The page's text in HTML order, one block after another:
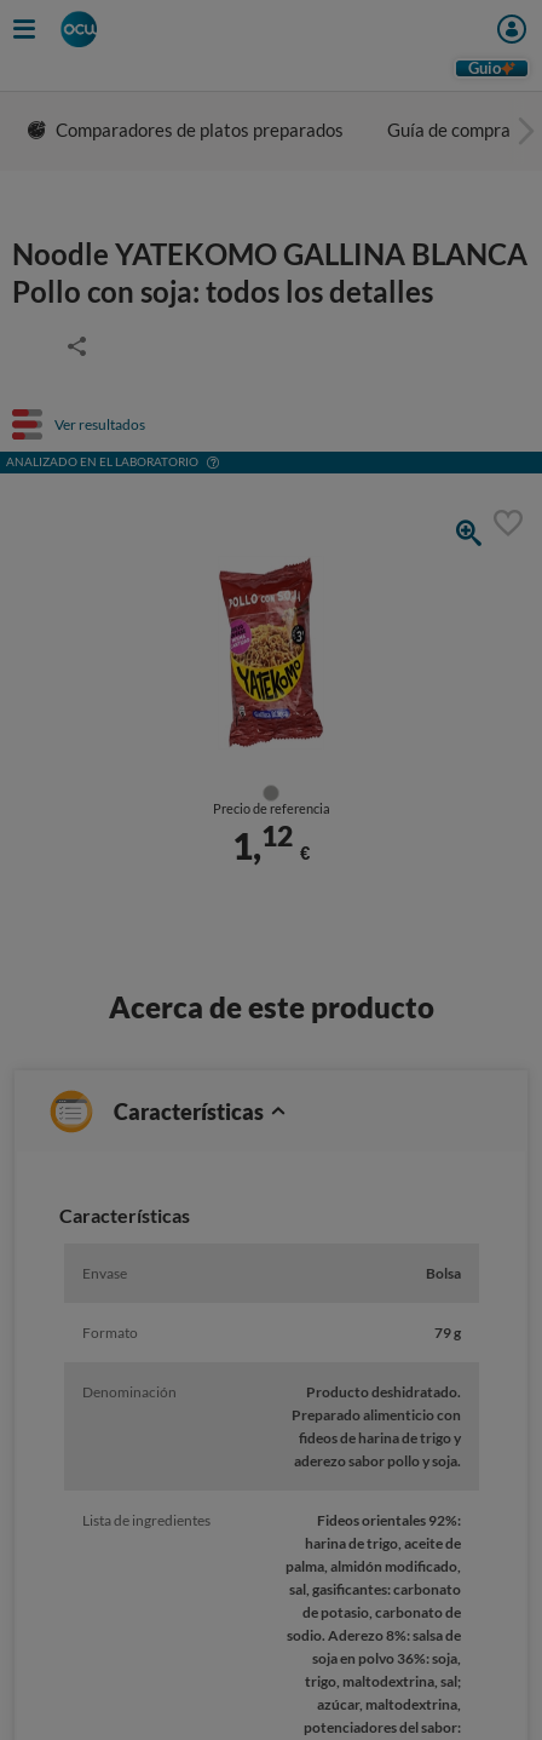
Guio
Comparadores de platos preparados Guía de compra
Noodle YATEKOMO GALLINA BLANCA
Pollo con soja: todos los detalles
Ver resultados
ANALIZADO EN EL LABORATORIO
Precio de referencia
1,12
€
Acerca de este producto
Características
Características
Envase Bolsa
Formato 79 g
Denominación
Producto deshidratado.
Preparado alimenticio con
fideos de harina de trigo y
aderezo sabor pollo y soja.
Lista de ingredientes
Fideos orientales 92%:
harina de trigo, aceite de
palma, almidón modificado,
sal, gasificantes: carbonato
de potasio, carbonato de
sodio. Aderezo 8%: salsa de
soja en polvo 36%: soja,
trigo, maltodextrina, sal;
azúcar, maltodextrina,
potenciadores del sabor: